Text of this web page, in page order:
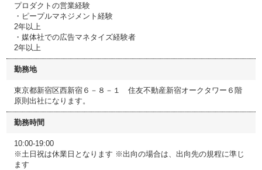
プロダクトの営業経験
・ピープルマネジメント経験
2年以上
・媒体社での広告マネタイズ経験者
2年以上
勤務地
東京都新宿区西新宿６－８－１ 住友不動産新宿オークタワー６階
原則出社になります。
勤務時間
10:00-19:00
※土日祝は休業日となります ※出向の場合は、出向先の規程に準じ
ます